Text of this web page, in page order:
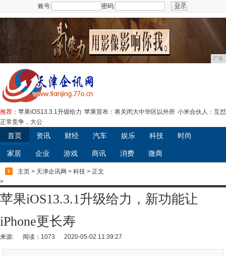
账号: 密码:
广告
推荐： 苹果iOS13.3.1升级给力 苹果宣布：将关闭大中华区以外所 小米合伙人：互怼
正常竞争，大公
首页 资讯 财经 汽车 娱乐 科技 时尚
家居 企业 游戏 商讯 消费 微商
主页 > 天津企讯网 > 科技 > 正文
>
苹果iOS13.3.1升级给力，新功能让
iPhone更长寿
来源: 阅读：1073 2020-05-02 11:39:27